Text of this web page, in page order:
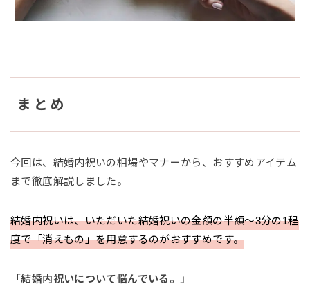
まとめ
今回は、結婚内祝いの相場やマナーから、おすすめアイテム
まで徹底解説しました。
結婚内祝いは、いただいた結婚祝いの金額の半額〜3分の1程
度で「消えもの」を用意するのがおすすめです。
「結婚内祝いについて悩んでいる。」